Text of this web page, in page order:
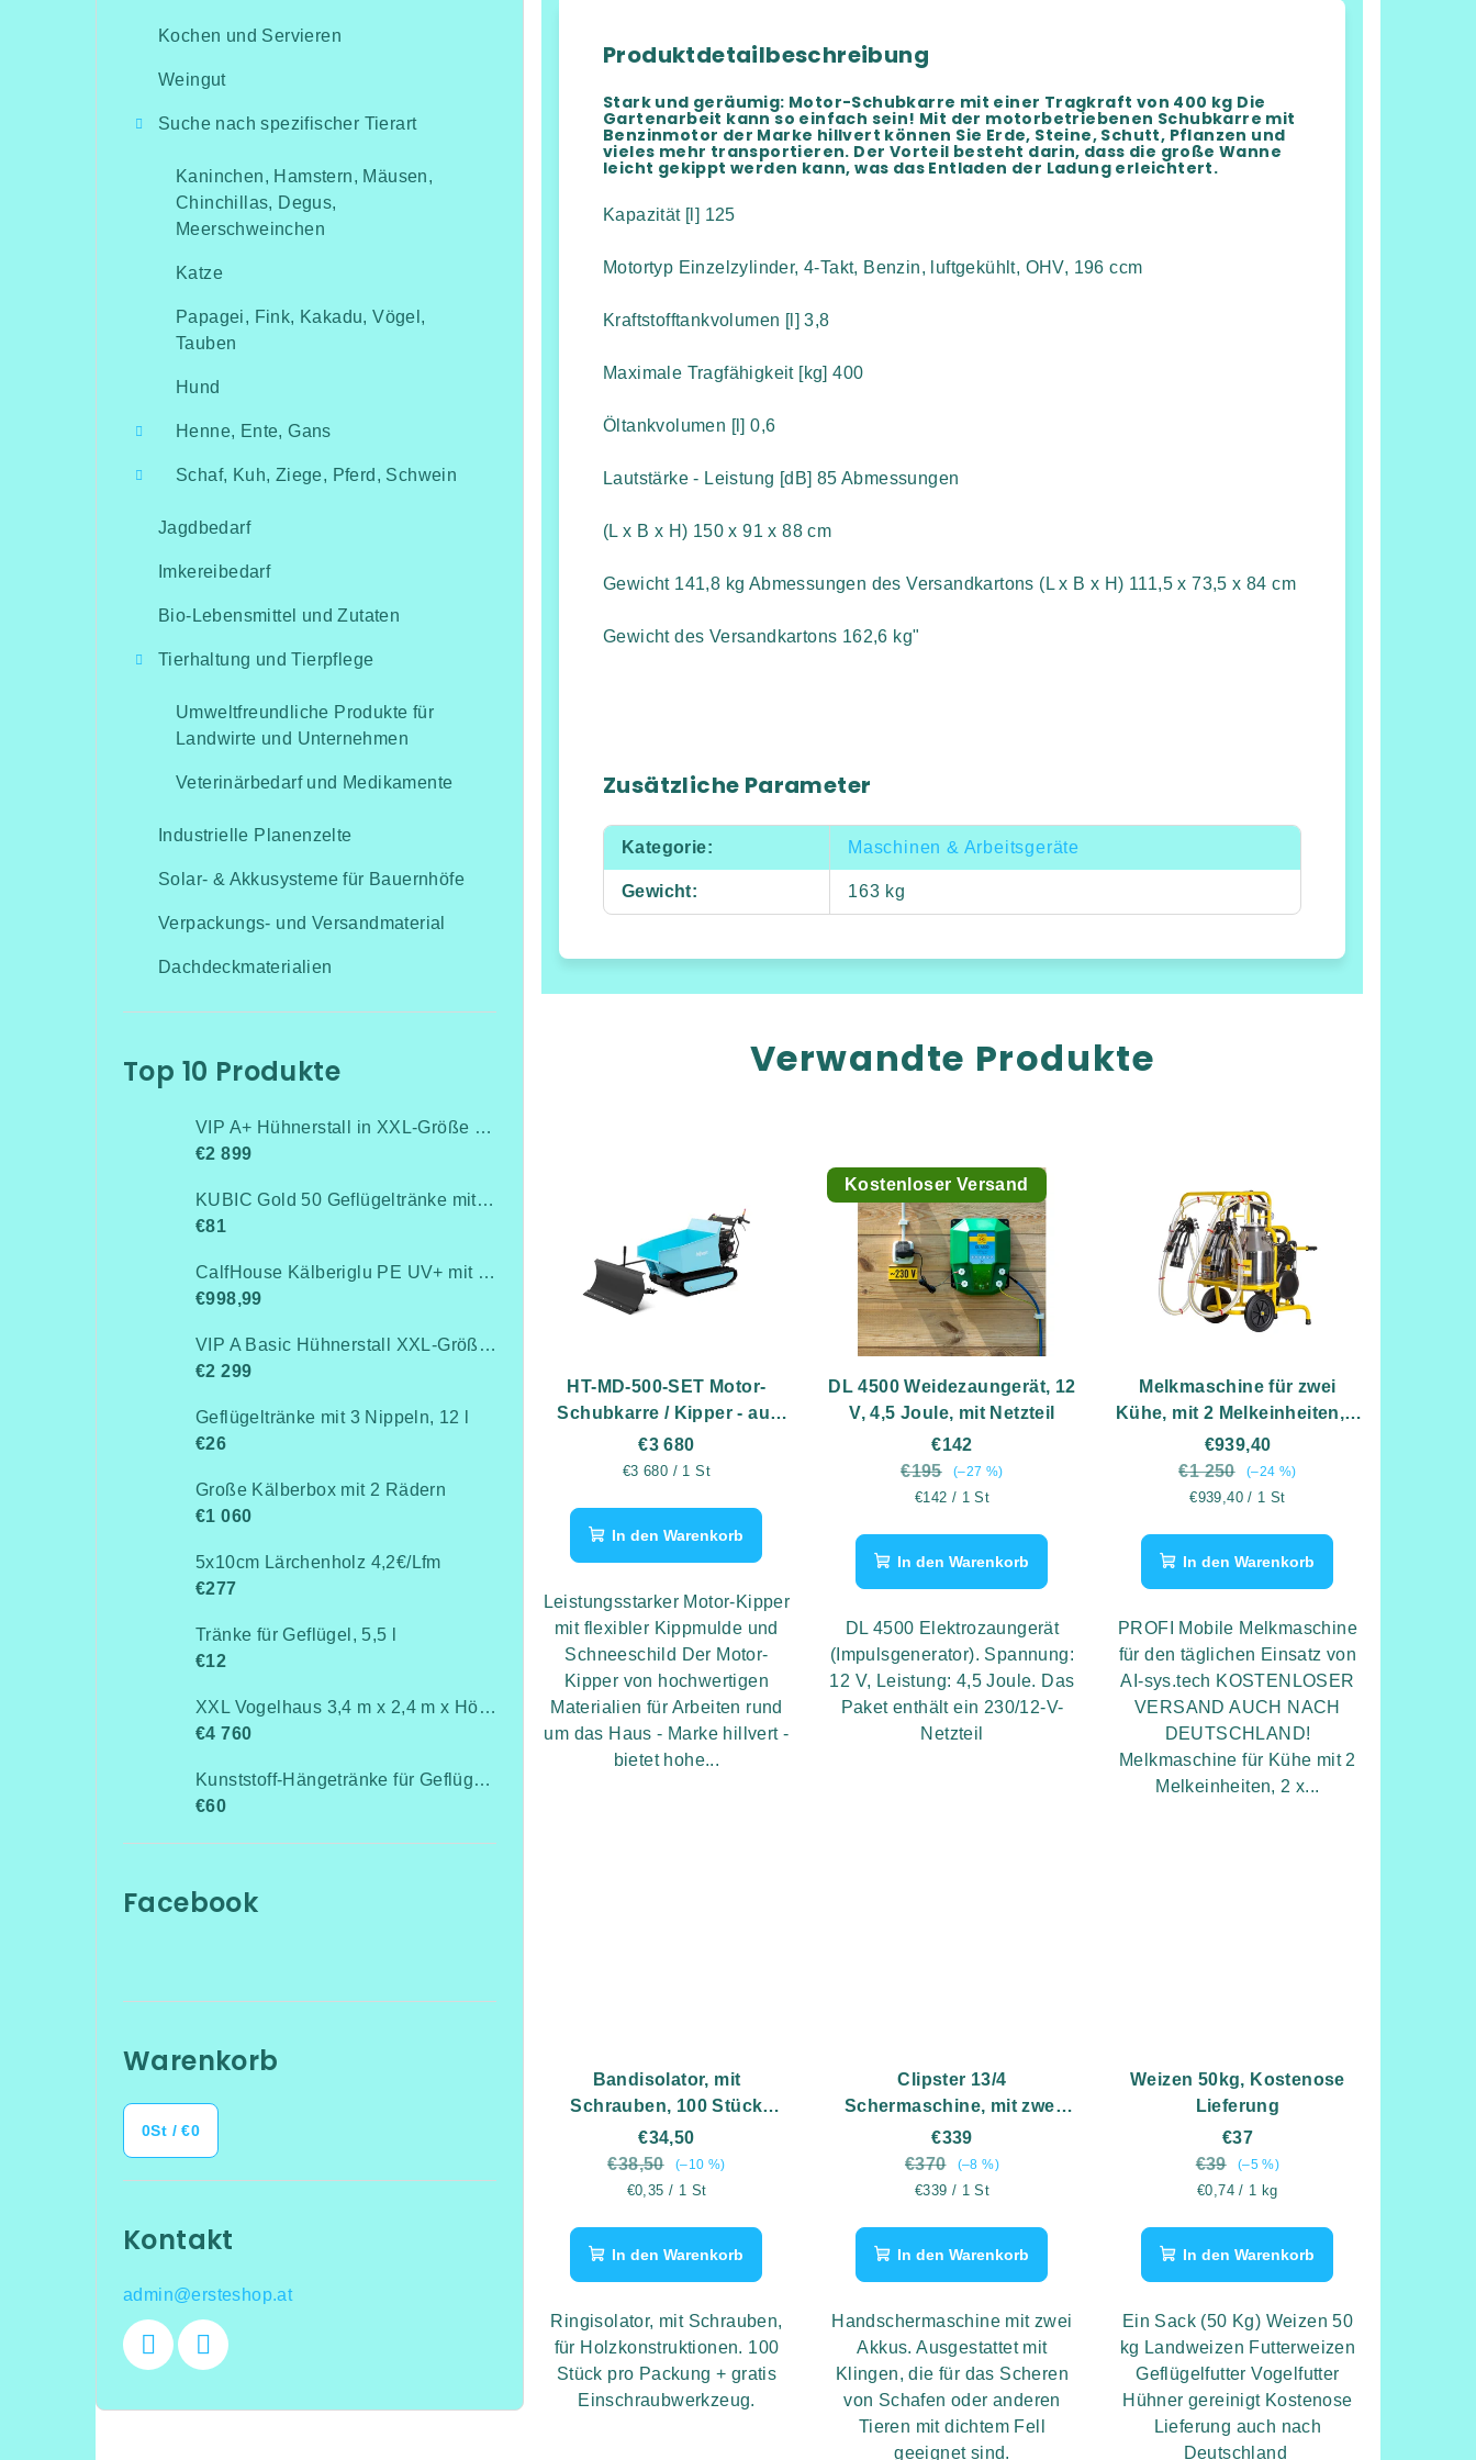
Kochen und Servieren
Weingut
Suche nach spezifischer Tierart
Kaninchen, Hamstern, Mäusen,
Chinchillas, Degus,
Meerschweinchen
Katze
Papagei, Fink, Kakadu, Vögel,
Tauben
Hund
Henne, Ente, Gans
Schaf, Kuh, Ziege, Pferd, Schwein
Jagdbedarf
Imkereibedarf
Bio-Lebensmittel und Zutaten
Tierhaltung und Tierpflege
Umweltfreundliche Produkte für
Landwirte und Unternehmen
Veterinärbedarf und Medikamente
Industrielle Planenzelte
Solar- & Akkusysteme für Bauernhöfe
Verpackungs- und Versandmaterial
Dachdeckmaterialien
Top 10 Produkte
VIP A+ Hühnerstall in XXL-Größe für 15-20 Hühner-Isoliert(mit Heizung!+Kühlung!, Isolierung und Led-Beleuchtung) - Komplett montiert - Kostenlose Lieferung
€2 899
KUBIC Gold 50 Geflügeltränke mit Standfüßen
€81
CalfHouse Kälberiglu PE UV+ mit schwerem Gitterzaun
€998,99
VIP A Basic Hühnerstall XXL-Größe für 15-20 Hühner - Komplett montiert -Kostenlose Lieferung- Ohne Wärmedämmung,Heizung/Kühlung und Beleuchtung
€2 299
Geflügeltränke mit 3 Nippeln, 12 l
€26
Große Kälberbox mit 2 Rädern
€1 060
5x10cm Lärchenholz 4,2€/Lfm
€277
Tränke für Geflügel, 5,5 l
€12
XXL Vogelhaus 3,4 m x 2,4 m x Höhe 2,6 m
€4 760
Kunststoff-Hängetränke für Geflügel, Anschluss an Rohrleitung / Niederdruck bis 0,5 bar
€60
Facebook
Warenkorb
0St /€0
Kontakt
admin@ersteshop.at
Produktdetailbeschreibung
Stark und geräumig: Motor-Schubkarre mit einer Tragkraft von 400 kg Die
Gartenarbeit kann so einfach sein! Mit der motorbetriebenen Schubkarre mit
Benzinmotor der Marke hillvert können Sie Erde, Steine, Schutt, Pflanzen und
vieles mehr transportieren. Der Vorteil besteht darin, dass die große Wanne
leicht gekippt werden kann, was das Entladen der Ladung erleichtert.
Kapazität [l] 125
Motortyp Einzelzylinder, 4-Takt, Benzin, luftgekühlt, OHV, 196 ccm
Kraftstofftankvolumen [l] 3,8
Maximale Tragfähigkeit [kg] 400
Öltankvolumen [l] 0,6
Lautstärke - Leistung [dB] 85 Abmessungen
(L x B x H) 150 x 91 x 88 cm
Gewicht 141,8 kg Abmessungen des Versandkartons (L x B x H) 111,5 x 73,5 x 84 cm
Gewicht des Versandkartons 162,6 kg"
Zusätzliche Parameter
Kategorie: Maschinen & Arbeitsgeräte
Gewicht: 163 kg
Verwandte Produkte
HT-MD-500-SET Motor-
Schubkarre / Kipper - auf
Raupen - bis 500 kg - 6 kW
Benzinmotor - inklusive
€3 680
Verkaufspreis:
€3 680 / 1 St
In den Warenkorb
Leistungsstarker Motor-Kipper
mit flexibler Kippmulde und
Schneeschild Der Motor-
Kipper von hochwertigen
Materialien für Arbeiten rund
um das Haus - Marke hillvert -
bietet hohe...
Kostenloser Versand
DL 4500 Weidezaungerät, 12
V, 4,5 Joule, mit Netzteil
€142
€195
(–27 %)
Verkaufspreis:
€142 / 1 St
In den Warenkorb
DL 4500 Elektrozaungerät
(Impulsgenerator). Spannung:
12 V, Leistung: 4,5 Joule. Das
Paket enthält ein 230/12-V-
Netzteil
Melkmaschine für zwei
Kühe, mit 2 Melkeinheiten, 2
Edelstahl-Milchtanks 2x30
Liter
€939,40
€1 250
(–24 %)
Verkaufspreis:
€939,40 / 1 St
In den Warenkorb
PROFI Mobile Melkmaschine
für den täglichen Einsatz von
AI-sys.tech KOSTENLOSER
VERSAND AUCH NACH
DEUTSCHLAND!
Melkmaschine für Kühe mit 2
Melkeinheiten, 2 x...
Bandisolator, mit
Schrauben, 100 Stück
+gratis
Einschraubwerkzeug.
€34,50
€38,50
(–10 %)
Verkaufspreis:
€0,35 / 1 St
In den Warenkorb
Ringisolator, mit Schrauben,
für Holzkonstruktionen. 100
Stück pro Packung + gratis
Einschraubwerkzeug.
Clipster 13/4
Schermaschine, mit zwei
Akkus, für Schafe
€339
€370
(–8 %)
Verkaufspreis:
€339 / 1 St
In den Warenkorb
Handschermaschine mit zwei
Akkus. Ausgestattet mit
Klingen, die für das Scheren
von Schafen oder anderen
Tieren mit dichtem Fell
geeignet sind.
Weizen 50kg, Kostenose
Lieferung
€37
€39
(–5 %)
Verkaufspreis:
€0,74 / 1 kg
In den Warenkorb
Ein Sack (50 Kg) Weizen 50
kg Landweizen Futterweizen
Geflügelfutter Vogelfutter
Hühner gereinigt Kostenose
Lieferung auch nach
Deutschland